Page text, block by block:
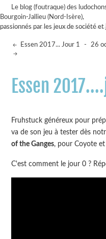
Le blog (foutraque) des
Bourgoin-Jallieu (Nord-Isère),
passionnés par les jeux de société et
Essen 2017... Jour 1 - 26
Essen
Fruhstuck généreux pour
va de son jeu à tester dès
of the Ganges, pour Coyote et
C'est comment le jour 0 ?